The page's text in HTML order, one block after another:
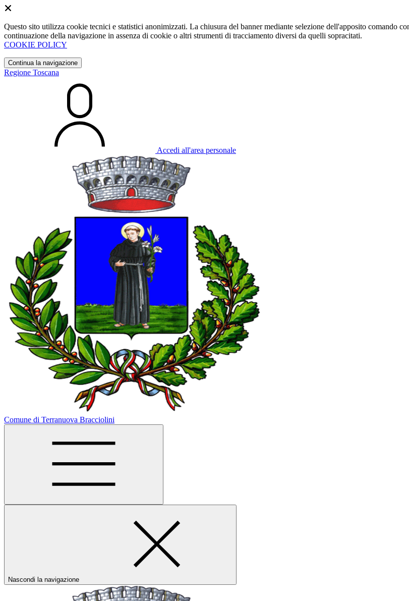
Questo sito utilizza cookie tecnici e statistici anonimizzati. La chiusura del banner mediante selezione dell'apposito comando
continuazione della navigazione in assenza di cookie o altri strumenti di tracciamento diversi da quelli sopracitati.
COOKIE POLICY
Continua la navigazione
Regione Toscana
Accedi all'area personale
Comune di Terranuova Bracciolini
Nascondi la navigazione